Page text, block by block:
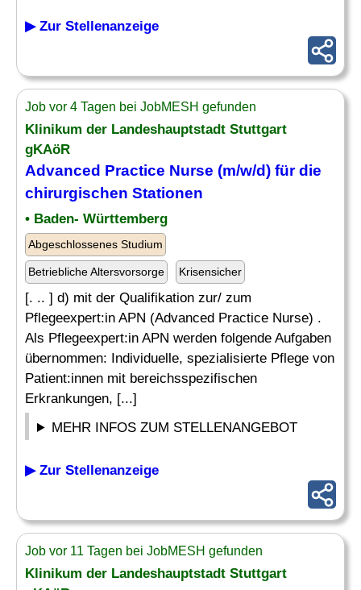
▶ Zur Stellenanzeige
Job vor 4 Tagen bei JobMESH gefunden
Klinikum der Landeshauptstadt Stuttgart
gKAöR
Advanced Practice Nurse (m/w/d) für die
chirurgischen Stationen
• Baden- Württemberg
Abgeschlossenes Studium
Betriebliche Altersvorsorge Krisensicher
[. .. ] d) mit der Qualifikation zur/ zum
Pflegeexpert:in APN (Advanced Practice Nurse) .
Als Pflegeexpert:in APN werden folgende Aufgaben
übernommen: Individuelle, spezialisierte Pflege von
Patient:innen mit bereichsspezifischen
Erkrankungen, [...]
MEHR INFOS ZUM STELLENANGEBOT
▶ Zur Stellenanzeige
Job vor 11 Tagen bei JobMESH gefunden
Klinikum der Landeshauptstadt Stuttgart